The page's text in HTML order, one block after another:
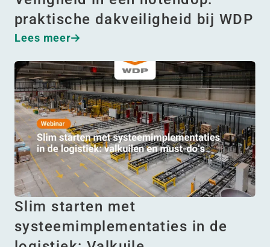
praktische dakveiligheid bij WDP
Lees meer
Slim starten met
systeemimplementaties in de